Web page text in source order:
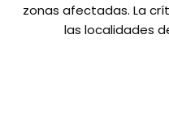
zonas afectadas. La
las localidades